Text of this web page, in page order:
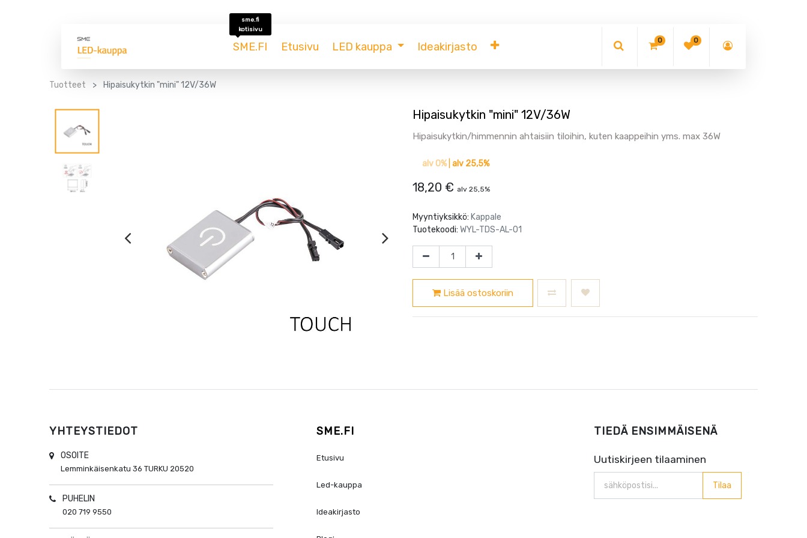
SME.FI
sme.fi
kotisivu
Etusivu LED kauppa Ideakirjasto 0 0
Tuotteet Hipaisukytkin "mini" 12V/36W
Hipaisukytkin "mini" 12V/36W
Hipaisukytkin/himmennin ahtaisiin tiloihin, kuten kaappeihin yms. max 36W
alv 0%| alv 25,5%
18,20 € alv 25,5%
Myyntiyksikkö: Kappale
Tuotekoodi: WYL-TDS-AL-01
Lisää ostoskoriin
YHTEYSTIEDOT
OSOITE
Lemminkäisenkatu 36 TURKU 20520
PUHELIN
020 719 9550
SME.FI
Etusivu
Led-kauppa
Ideakirjasto
TIEDÄ ENSIMMÄISENÄ
Uutiskirjeen tilaaminen
Tilaa